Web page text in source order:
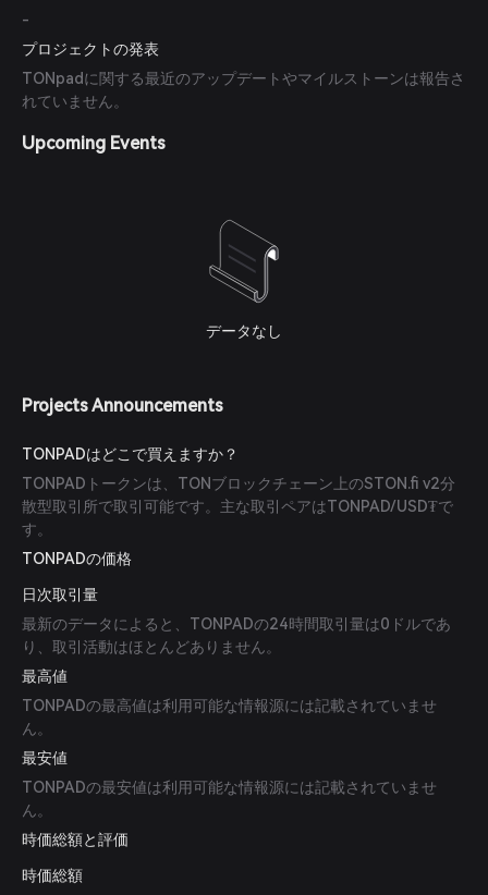
-
プロジェクトの発表
TONpadに関する最近のアップデートやマイルストーンは報告さ
れていません。
Upcoming Events
データなし
Projects Announcements
TONPADはどこで買えますか？
TONPADトークンは、TONブロックチェーン上のSTON.fi v2分
散型取引所で取引可能です。主な取引ペアはTONPAD/USD₮で
す。
TONPADの価格
日次取引量
最新のデータによると、TONPADの24時間取引量は0ドルであ
り、取引活動はほとんどありません。
最高値
TONPADの最高値は利用可能な情報源には記載されていませ
ん。
最安値
TONPADの最安値は利用可能な情報源には記載されていませ
ん。
時価総額と評価
時価総額